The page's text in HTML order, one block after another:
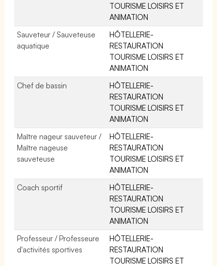
TOURISME LOISIRS ET
ANIMATION
Sauveteur / Sauveteuse
aquatique
HÔTELLERIE-
RESTAURATION
TOURISME LOISIRS ET
ANIMATION
Chef de bassin
HÔTELLERIE-
RESTAURATION
TOURISME LOISIRS ET
ANIMATION
Maître nageur sauveteur /
Maître nageuse
sauveteuse
HÔTELLERIE-
RESTAURATION
TOURISME LOISIRS ET
ANIMATION
Coach sportif
HÔTELLERIE-
RESTAURATION
TOURISME LOISIRS ET
ANIMATION
Professeur / Professeure
d'activités sportives
HÔTELLERIE-
RESTAURATION
TOURISME LOISIRS ET